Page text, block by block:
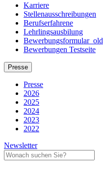
Karriere
Stellenausschreibungen
Berufserfahrene
Lehrlingsausbilung
Bewerbungsformular_old
Bewerbungen Testseite
Presse
Presse
2026
2025
2024
2023
2022
Newsletter